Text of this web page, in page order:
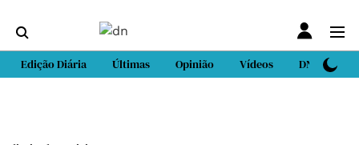
Edição Diária Últimas Opinião Vídeos DN Sport